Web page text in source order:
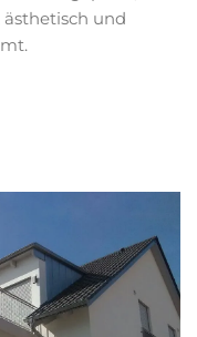
und